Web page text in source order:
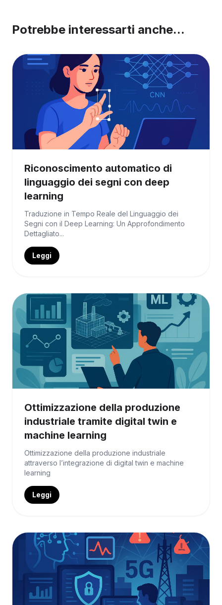
Potrebbe interessarti anche...
Riconoscimento automatico di
linguaggio dei segni con deep
learning
Traduzione in Tempo Reale del Linguaggio dei
Segni con il Deep Learning: Un Approfondimento
Dettagliato...
Leggi
Ottimizzazione della produzione
industriale tramite digital twin e
machine learning
Ottimizzazione della produzione industriale
attraverso l’integrazione di digital twin e machine
learning
Leggi